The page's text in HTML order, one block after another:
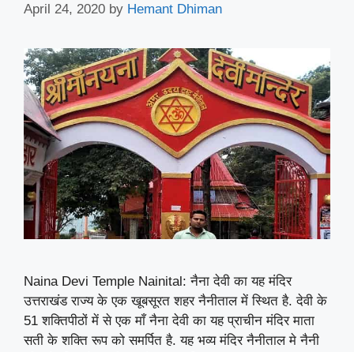
April 24, 2020 by Hemant Dhiman
Naina Devi Temple Nainital: नैना देवी का यह मंदिर
उत्तराखंड राज्य के एक खूबसूरत शहर नैनीताल में स्थित है. देवी के
51 शक्तिपीठों में से एक माँ नैना देवी का यह प्राचीन मंदिर माता
सती के शक्ति रूप को समर्पित है. यह भव्य मंदिर नैनीताल मे नैनी